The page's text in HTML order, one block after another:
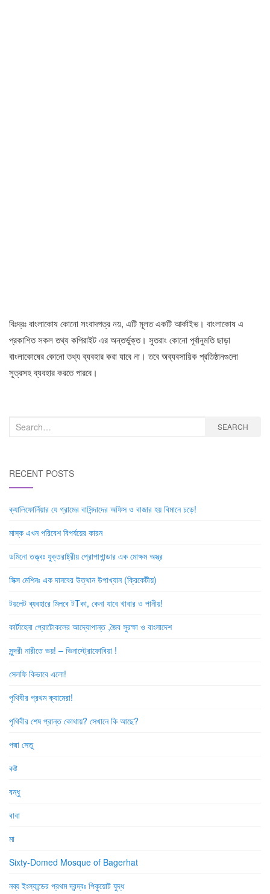
বিঃদ্রঃ বাংলাকোষ কোনো সংবাদপত্র নয়, এটি মূলত একটি আর্কাইভ। বাংলাকোষ এ
প্রকাশিত সকল তথ্য কপিরাইট এর অন্তর্ভুক্ত। সুতরাং কোনো পূর্বানুমতি ছাড়া
বাংলাকোষের কোনো তথ্য ব্যবহার করা যাবে না। তবে অব্যবসায়িক প্রতিষ্ঠানগুলো
সূত্রসহ ব্যবহার করতে পারবে।
Search
SEARCH
RECENT POSTS
ক্যালিফোর্নিয়ার যে গ্রামের বাসিন্দাদের অফিস ও বাজার হয় বিমানে চড়ে!
মাস্ক এখন পরিবেশ বিপর্যয়ের কারন
ডমিনো তত্ত্বঃ যুক্তরাষ্ট্রীয় প্রোপাগান্ডার এক মোক্ষম অস্ত্র
সিক্স মেশিনঃ এক দানবের উত্থান উপাখ্যান (ক্রিকেটীয়)
টয়লেট ব্যবহারে মিলবে টTকা, কেনা যাবে খাবার ও পানীয়!
কার্টাহেনা প্রোটোকলের আদ্যোপান্ত ,জৈব সুরক্ষা ও বাংলাদেশ
সুন্দরী নারীতে ভয়! – ভিনাস্ট্রোফোবিয়া !
সেলফি কিভাবে এলো!
পৃথিবীর প্রথম ক্যামেরা!
পৃথিবীর শেষ প্রান্ত কোথায়? সেখানে কি আছে?
পদ্মা সেতু
কষ্ট
বন্ধু
বাবা
মা
Sixty-Domed Mosque of Bagerhat
নব্য ইংল্যান্ডের প্রথম দ্বন্দ্বঃ পিকুয়োট যুদ্ধ